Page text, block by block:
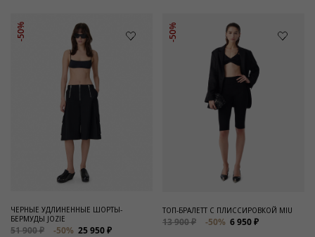
-50%
ЧЕРНЫЕ УДЛИНЕННЫЕ ШОРТЫ-
БЕРМУДЫ JOZIE
51 900 ₽ -50% 25 950 ₽
-50%
ТОП-БРАЛЕТТ С ПЛИССИРОВКОЙ MIU
13 900 ₽ -50% 6 950 ₽